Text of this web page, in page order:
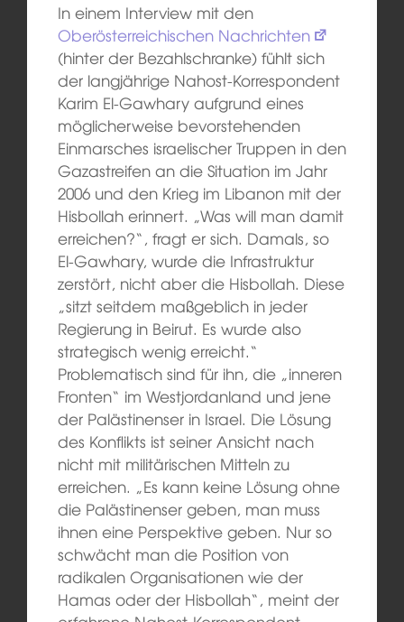
In einem Interview mit den
Oberösterreichischen Nachrichten
(hinter der Bezahlschranke) fühlt sich
der langjährige Nahost-Korrespondent
Karim El-Gawhary aufgrund eines
möglicherweise bevorstehenden
Einmarsches israelischer Truppen in den
Gazastreifen an die Situation im Jahr
2006 und den Krieg im Libanon mit der
Hisbollah erinnert. „Was will man damit
erreichen?“, fragt er sich. Damals, so
El-Gawhary, wurde die Infrastruktur
zerstört, nicht aber die Hisbollah. Diese
„sitzt seitdem maßgeblich in jeder
Regierung in Beirut. Es wurde also
strategisch wenig erreicht.“
Problematisch sind für ihn, die „inneren
Fronten“ im Westjordanland und jene
der Palästinenser in Israel. Die Lösung
des Konflikts ist seiner Ansicht nach
nicht mit militärischen Mitteln zu
erreichen. „Es kann keine Lösung ohne
die Palästinenser geben, man muss
ihnen eine Perspektive geben. Nur so
schwächt man die Position von
radikalen Organisationen wie der
Hamas oder der Hisbollah“, meint der